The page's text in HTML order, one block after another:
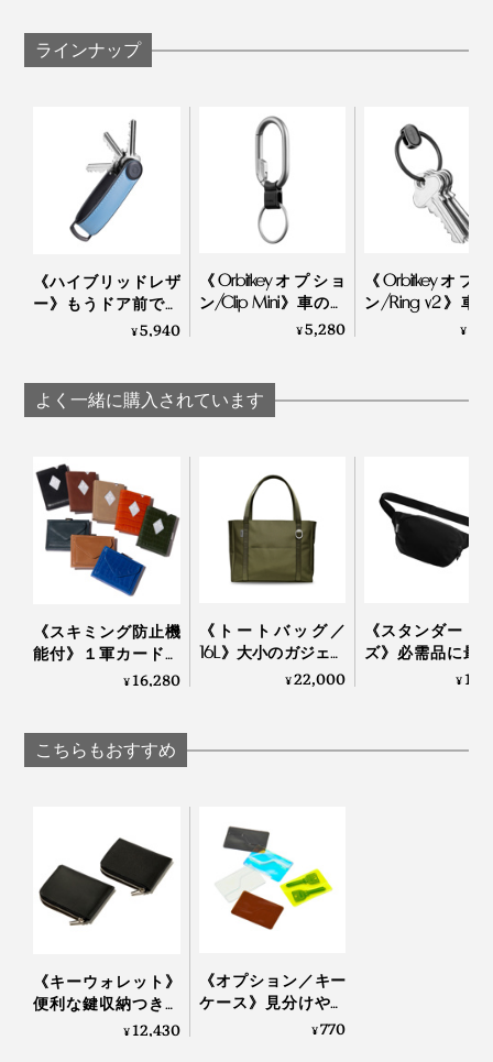
ラインナップ
《ハイブリッドレザ
ー》もうドア前で迷
わない。“鍵収納”を追
¥5,940
《Orbitkeyオプショ
ン/Clip Mini》車のカ
ギや電子キーをスマ
ーリング|Orbitkey
¥5,280
《Orbitkeyオプ
ン/Ring v2》車
ギや電子キーを
¥
よく一緒に購入されています
《スキミング防止機
能付》１軍カードに
直アクセス、コイ
EXENTRI
¥16,280
《トートバッグ／
16L》大小のガジェッ
トに住所が決まる、
¥22,000
《スタンダード
ズ》必需品に最
クセス、誰でも
¥
こちらもおすすめ
《キーウォレット》
便利な鍵収納つき！
デッドスペースがな
¥12,430
《オプション／キー
ケース》見分けやす
いクリア素材、カー
¥770